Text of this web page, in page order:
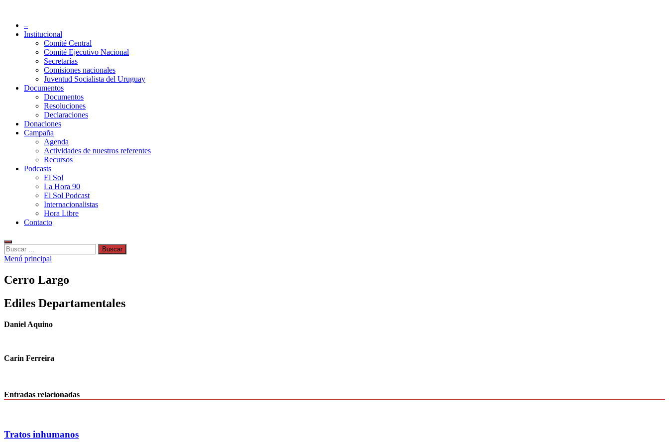
contenido
Partido Socialista de Uruguay
–
Institucional
Comité Central
Comité Ejecutivo Nacional
Secretarías
Comisiones nacionales
Juventud Socialista del Uruguay
Documentos
Documentos
Resoluciones
Declaraciones
Donaciones
Campaña
Agenda
Actividades de nuestros referentes
Recursos
Podcasts
El Sol
La Hora 90
El Sol Podcast
Internacionalistas
Hora Libre
Contacto
Buscar:
Menú principal
Cerro Largo
Ediles Departamentales
Daniel Aquino
Carin Ferreira
Entradas relacionadas
Tratos inhumanos